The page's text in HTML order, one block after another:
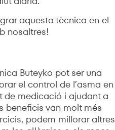
aquesta tècnica en el
nosaltres!
Buteyko pot ser una
el control de l’asma en
de medicació i ajudant a
beneficis van molt més
podem millorar altres